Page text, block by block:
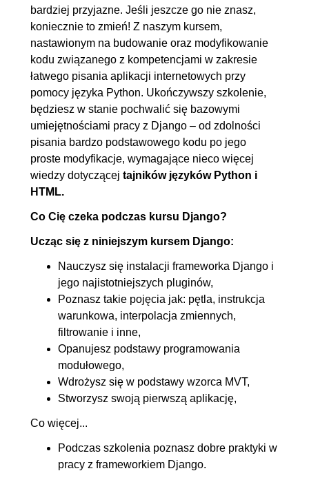
4.3. Dołączenie stylów
00:07:05
bardziej przyjazne. Jeśli jeszcze go nie znasz,
koniecznie to zmień! Z naszym kursem,
nastawionym na budowanie oraz modyfikowanie
kodu związanego z kompetencjami w zakresie
łatwego pisania aplikacji internetowych przy
pomocy języka Python. Ukończywszy szkolenie,
będziesz w stanie pochwalić się bazowymi
umiejętnościami pracy z Django – od zdolności
pisania bardzo podstawowego kodu po jego
proste modyfikacje, wymagające nieco więcej
wiedzy dotyczącej tajników języków Python i
HTML.
Co Cię czeka podczas kursu Django?
Ucząc się z niniejszym kursem Django:
Nauczysz się instalacji frameworka Django i
jego najistotniejszych pluginów,
Poznasz takie pojęcia jak: pętla, instrukcja
warunkowa, interpolacja zmiennych,
filtrowanie i inne,
Opanujesz podstawy programowania
modułowego,
Wdrożysz się w podstawy wzorca MVT,
Stworzysz swoją pierwszą aplikację,
Co więcej...
Podczas szkolenia poznasz dobre praktyki w
pracy z frameworkiem Django.